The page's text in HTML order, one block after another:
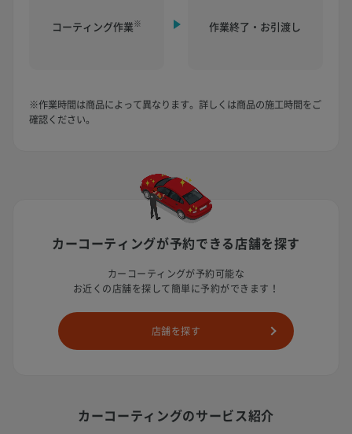
コーティング作業※ 作業終了・お引渡し
※作業時間は商品によって異なります。詳しくは商品の施工時間をご
確認ください。
カーコーティングが予約できる店舗を探す
カーコーティングが予約可能な
お近くの店舗を探して簡単に予約ができます！
店舗を探す
カーコーティングのサービス紹介